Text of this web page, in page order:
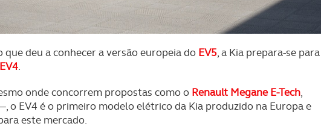
deu a conhecer a versão europeia do EV5, a Kia prepara-se para
.
onde concorrem propostas como o Renault Megane E-Tech,
o EV4 é o primeiro modelo elétrico da Kia produzido na Europa e
este mercado.